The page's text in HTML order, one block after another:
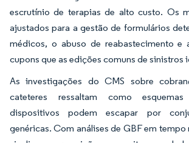
escrutínio de terapias de alto custo. Os
ajustados para a gestão de formulários
médicos, o abuso de reabastecimento e
cupons que as edições comuns de sinistros
As investigações do CMS sobre
cateteres ressaltam como
dispositivos podem escapar por
genéricas. Com análises de GBF em tempo